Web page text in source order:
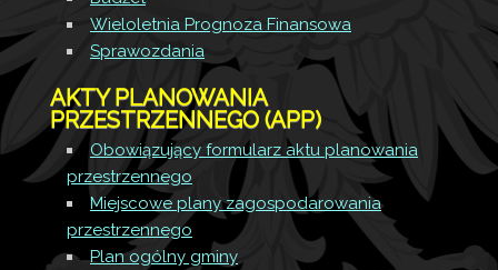
zgłoszeń
Wieloletnia Prognoza Finansowa
Sprawozdania
AKTY PLANOWANIA
PRZESTRZENNEGO (APP)
Obowiązujący formularz aktu planowania
przestrzennego
Miejscowe plany zagospodarowania
przestrzennego
Plan ogólny gminy